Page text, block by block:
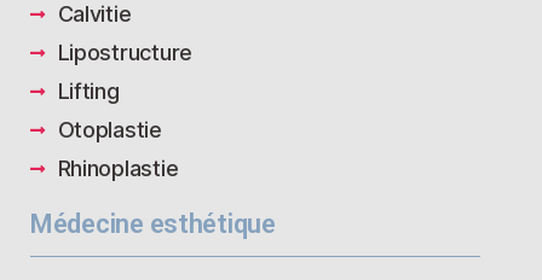
Calvitie
Lipostructure
Lifting
Otoplastie
Rhinoplastie
Médecine esthétique